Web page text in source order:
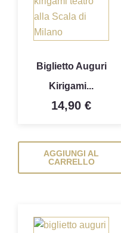
Biglietto Auguri
Kirigami...
14,90 €
AGGIUNGI AL
CARRELLO